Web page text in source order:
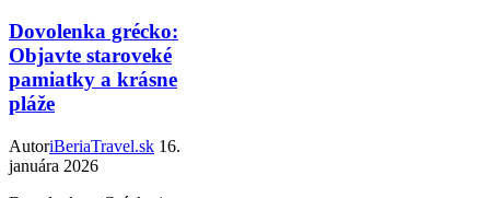
Dovolenka grécko:
Objavte staroveké
pamiatky a krásne
pláže
AutoriBeriaTravel.sk 16.
januára 2026